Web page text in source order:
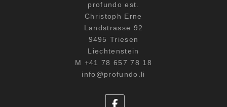
profundo est.
Christoph Erne
Landstrasse 92
9495 Triesen
Liechtenstein
M +41 78 657 78 18
info@profundo.li